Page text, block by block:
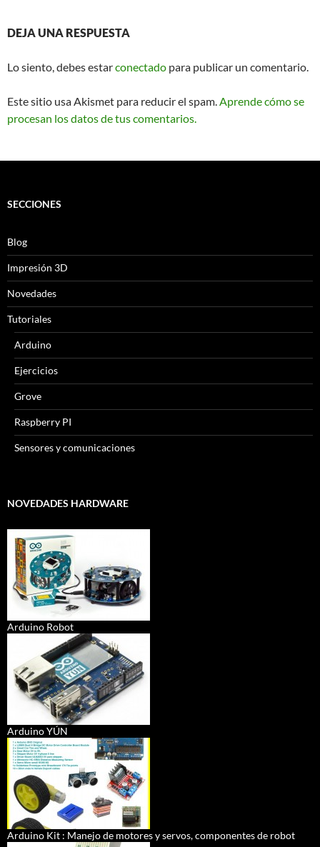
DEJA UNA RESPUESTA
Lo siento, debes estarconectado para publicar un comentario.
Este sitio usa Akismet para reducir el spam. Aprende cómo se
procesan los datos de tus comentarios.
SECCIONES
Blog
Impresión 3D
Novedades
Tutoriales
Arduino
Ejercicios
Grove
Raspberry PI
Sensores y comunicaciones
NOVEDADES HARDWARE
Arduino Robot
Arduino YÚN
Arduino Kit : Manejo de motores y servos, componentes de robot